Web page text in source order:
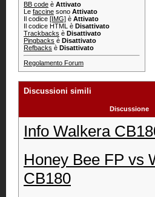
BB code è Attivato
Le faccine sono Attivato
Il codice [IMG] è Attivato
Il codice HTML è Disattivato
Trackbacks è Disattivato
Pingbacks è Disattivato
Refbacks è Disattivato
Regolamento Forum
Discussioni simili
Discussione
Info Walkera
Honey Bee FP vs
CB180